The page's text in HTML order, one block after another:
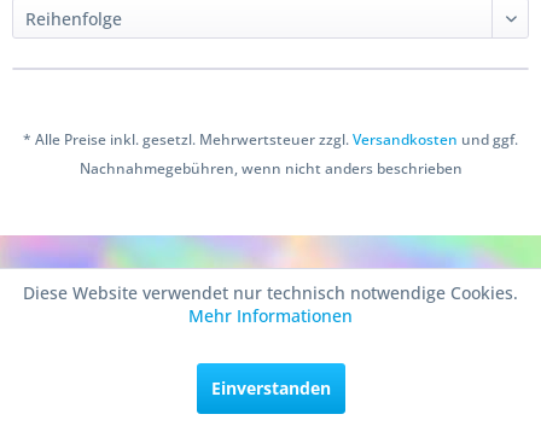
* Alle Preise inkl. gesetzl. Mehrwertsteuer zzgl.Versandkosten und ggf.
Nachnahmegebühren, wenn nicht anders beschrieben
Diese Website verwendet nur technisch notwendige Cookies.
Mehr Informationen
Einverstanden